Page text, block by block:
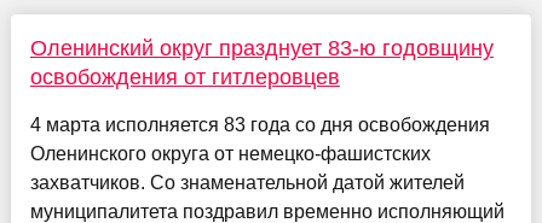
Оленинский округ празднует 83-ю годовщину
освобождения от гитлеровцев
4 марта исполняется 83 года со дня освобождения
Оленинского округа от немецко-фашистских
захватчиков. Со знаменательной датой жителей
муниципалитета поздравил временно исполняющий